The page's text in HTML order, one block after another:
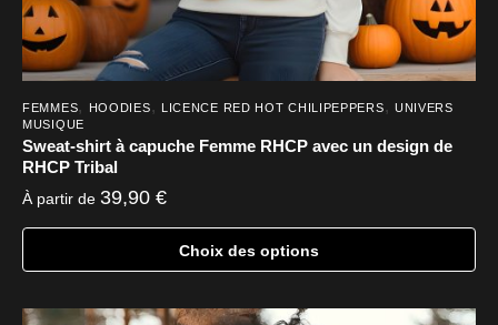
FEMMES, HOODIES, LICENCE RED HOT CHILIPEPPERS, UNIVERS
MUSIQUE
Sweat-shirt à capuche Femme RHCP avec un design de
RHCP Tribal
À partir de 39,90 €
Choix des options
produit